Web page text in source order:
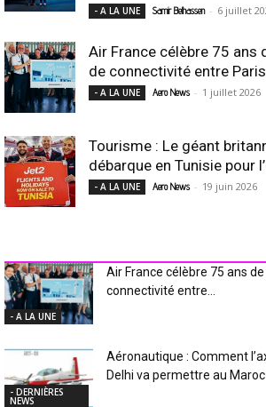
- A LA UNE Samir Belhassen - 6 juillet
Air France célèbre 75 ans
de connectivité entre
- A LA UNE Aero News - 1 juillet 2026
Tourisme : Le géant
débarque en Tunisie pour
- A LA UNE Aero News - 19 juin 2026
- A LA UNE
Air France célèbre 75 ans
connectivité entre...
- DERNIÈRES
NEWS
Aéronautique : Comment
Delhi va permettre au Maroc